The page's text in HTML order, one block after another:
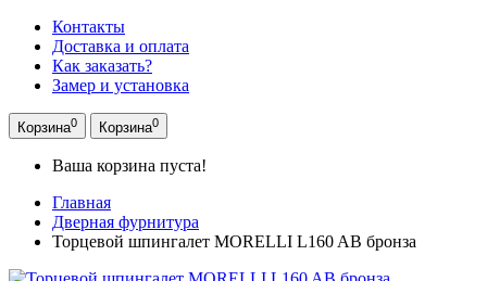
Контакты
Доставка и оплата
Как заказать?
Замер и установка
Корзина0 Корзина0
Ваша корзина пуста!
Главная
Дверная фурнитура
Торцевой шпингалет MORELLI L160 AB бронза